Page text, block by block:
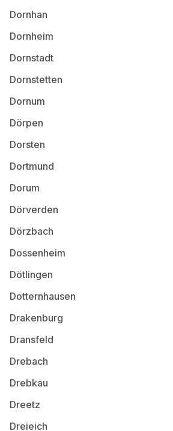
Dornhan
Dornheim
Dornstadt
Dornstetten
Dornum
Dörpen
Dorsten
Dortmund
Dorum
Dörverden
Dörzbach
Dossenheim
Dötlingen
Dotternhausen
Drakenburg
Dransfeld
Drebach
Drebkau
Dreetz
Dreieich